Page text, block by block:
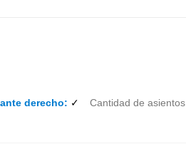
derecho ✓ Cantidad de asientos